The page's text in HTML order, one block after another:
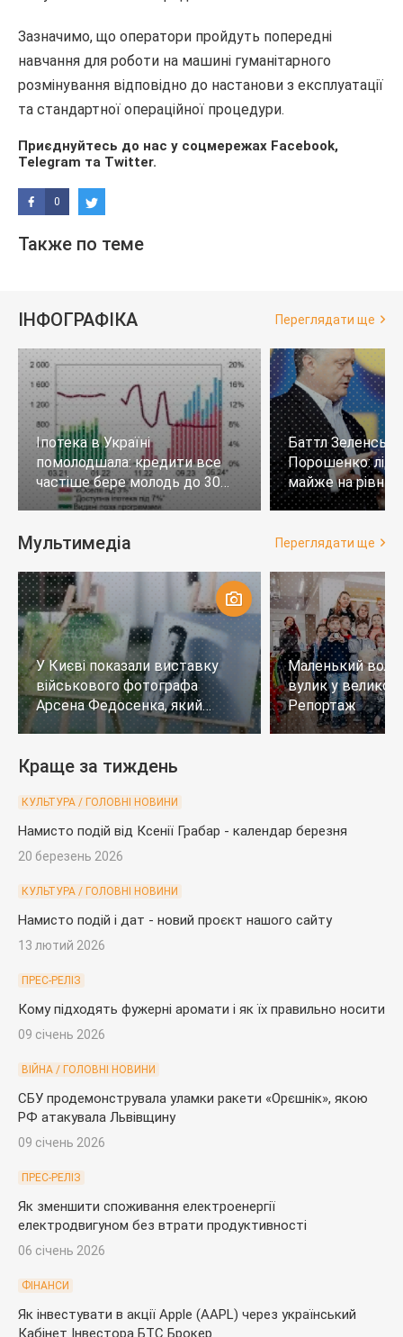
Зазначимо, що оператори пройдуть попередні
навчання для роботи на машині гуманітарного
розмінування відповідно до настанови з експлуатації
та стандартної операційної процедури.
Приєднуйтесь до нас у соцмережах Facebook,
Telegram та Twitter.
0
Также по теме
ІНФОГРАФІКА Переглядати ще
Іпотека в Україні
помолодшала: кредити все
частіше бере молодь до 30
років
Баттл
Порошенко:
майже на
тих, хто не
Мультимедіа Переглядати ще
У Києві показали виставку
військового фотографа
Арсена Федосенка, який
загинув на війні
Маленький
вулик у
Репортаж
Краще за тиждень
КУЛЬТУРА / ГОЛОВНІ НОВИНИ
Намисто подій від Ксенії Грабар - календар березня
20 березень 2026
КУЛЬТУРА / ГОЛОВНІ НОВИНИ
Намисто подій і дат - новий проєкт нашого сайту
13 лютий 2026
ПРЕС-РЕЛІЗ
Кому підходять фужерні аромати і як їх правильно носити
09 січень 2026
ВІЙНА / ГОЛОВНІ НОВИНИ
СБУ продемонструвала уламки ракети «Орєшнік», якою
РФ атакувала Львівщину
09 січень 2026
ПРЕС-РЕЛІЗ
Як зменшити споживання електроенергії
електродвигуном без втрати продуктивності
06 січень 2026
ФІНАНСИ
Як інвестувати в акції Apple (AAPL) через український